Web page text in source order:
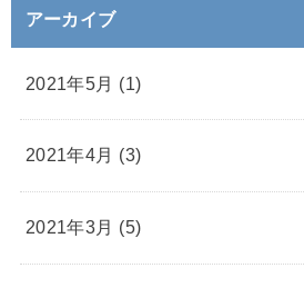
アーカイブ
2021年5月 (1)
2021年4月 (3)
2021年3月 (5)